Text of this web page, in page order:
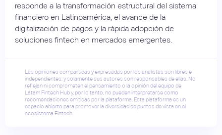
responde a la transformación estructural del sistema
financiero en Latinoamérica, el avance de la
digitalización de pagos y la rápida adopción de
soluciones fintech en mercados emergentes.
Las opiniones compartidas y expresadas por los analistas son libres e
independientes, y solamente sus autores son responsables de ellas. No
reflejan ni comprometen el pensamiento o la opinión del equipo de
Latam Fintech Hub y, por lo tanto, no pueden interpretarse como
recomendaciones emitidas por la plataforma. Esta plataforma es un
espacio abierto para promover la diversidad de puntos de vista en el
ecosistema Fintech.